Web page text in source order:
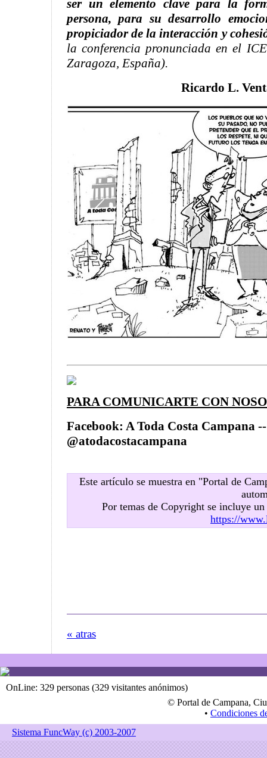
ser un elemento clave para la
persona, para su desarrollo
propiciador de la interacción y
la conferencia pronunciada en el
Zaragoza, España).
Ricardo L.
PARA COMUNICARTE CON
Facebook: A Toda Costa Campana
@atodacostacampana
Este artículo se muestra en "Portal de
Por temas de Copyright se incluye un
https://
« atras
OnLine: 329 personas (329 visitantes anónimos)
© Portal de Campana,
• Condiciones
Sistema FuncWay (c) 2003-2007